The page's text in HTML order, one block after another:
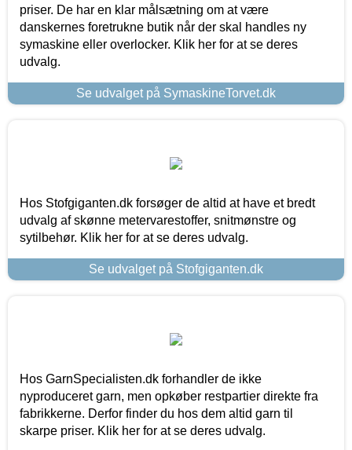
priser. De har en klar målsætning om at være
danskernes foretrukne butik når der skal handles ny
symaskine eller overlocker. Klik her for at se deres
udvalg.
Se udvalget på SymaskineTorvet.dk
Hos Stofgiganten.dk forsøger de altid at have et bredt
udvalg af skønne metervarestoffer, snitmønstre og
sytilbehør. Klik her for at se deres udvalg.
Se udvalget på Stofgiganten.dk
Hos GarnSpecialisten.dk forhandler de ikke
nyproduceret garn, men opkøber restpartier direkte fra
fabrikkerne. Derfor finder du hos dem altid garn til
skarpe priser. Klik her for at se deres udvalg.